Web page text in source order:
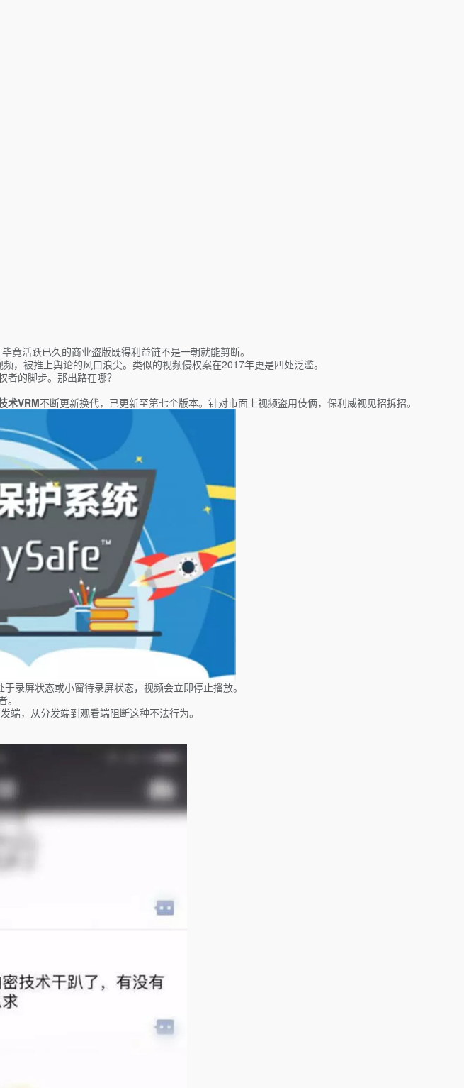
竟活跃已久的商业盗版既得利益链不是一朝就能剪断。
，被推上舆论的风口浪尖。类似的视频侵权案在2017年更是四处泛滥。
的脚步。那出路在哪？
术VRM不断更新换代，已更新至第七个版本。针对市面上视频盗用伎俩，保利威视见招拆招。
录屏状态或小窗待录屏状态，视频会立即停止播放。
端，从分发端到观看端阻断这种不法行为。